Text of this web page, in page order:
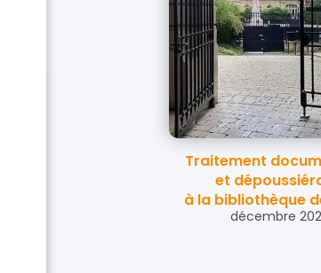
Traitement
et
à la bibliothèque
décembre